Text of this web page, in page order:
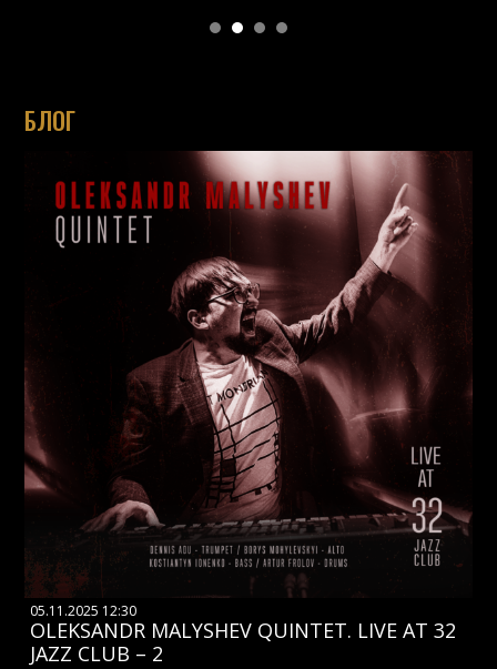
БЛОГ
05.11.2025 12:30
OLEKSANDR MALYSHEV QUINTET. LIVE AT 32
JAZZ CLUB – 2